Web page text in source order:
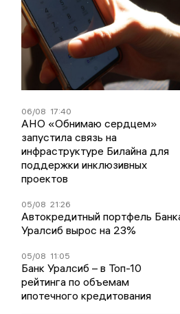
06/08 17:40
АНО «Обнимаю сердцем»
запустила связь на
инфраструктуре Билайна для
поддержки инклюзивных
проектов
05/08 21:26
Автокредитный портфель
Уралсиб вырос на 23%
05/08 11:05
Банк Уралсиб – в Топ-10
рейтинга по объемам
ипотечного кредитования